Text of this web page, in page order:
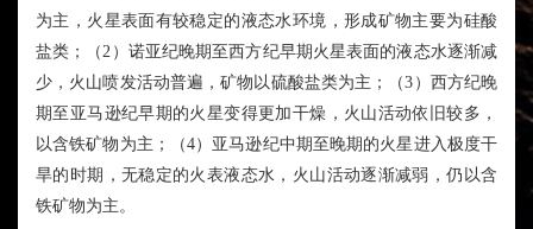
为主，火星表面有较稳定的液态水环境，形成矿物主要为硅酸
盐类；（2 ）诺亚纪晚期至西方纪早期火星表面的液态水逐渐减
少，火山喷发活动普遍，矿物以硫酸盐类为主；（3 ）西方纪晚
期至亚马逊纪早期的火星变得更加干燥，火山活动依旧较多，
以含铁矿物为主；（4）亚马逊纪中期至晚期的火星进入极度干
旱的时期，无稳定的火表液态水，火山活动逐渐减弱，仍以含
铁矿物为主。